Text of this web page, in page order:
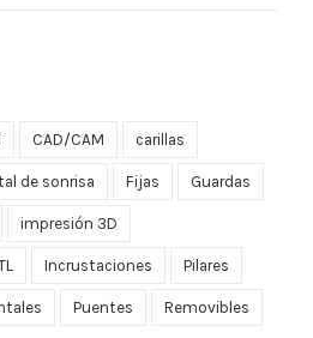
CAD/CAM carillas
de sonrisa Fijas Guardas
impresión 3D
Incrustaciones Pilares
Puentes Removibles